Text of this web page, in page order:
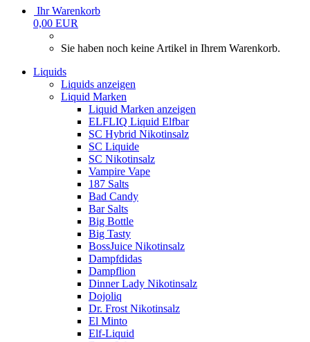
Ihr Warenkorb
0,00 EUR
Sie haben noch keine Artikel in Ihrem Warenkorb.
Liquids
Liquids anzeigen
Liquid Marken
Liquid Marken anzeigen
ELFLIQ Liquid Elfbar
SC Hybrid Nikotinsalz
SC Liquide
SC Nikotinsalz
Vampire Vape
187 Salts
Bad Candy
Bar Salts
Big Bottle
Big Tasty
BossJuice Nikotinsalz
Dampfdidas
Dampflion
Dinner Lady Nikotinsalz
Dojoliq
Dr. Frost Nikotinsalz
El Minto
Elf-Liquid